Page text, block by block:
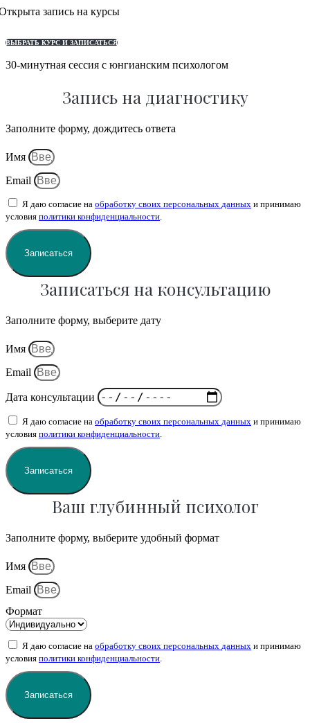
запись на курсы
ВЫБРАТЬ КУРС И ЗАПИСАТЬСЯ
30-минутная сессия с юнгианским психологом
Запись на диагностику
Заполните форму, дождитесь ответа
Имя
Email
Я даю согласие на обработку своих персональных данных и принимаю
условия политики конфиденциальности.
Записаться
Записаться на консультацию
Заполните форму, выберите дату
Имя
Email
Дата консультации
Я даю согласие на обработку своих персональных данных и принимаю
условия политики конфиденциальности.
Записаться
Ваш глубинный психолог
Заполните форму, выберите удобный формат
Имя
Email
Формат
Я даю согласие на обработку своих персональных данных и принимаю
условия политики конфиденциальности.
Записаться